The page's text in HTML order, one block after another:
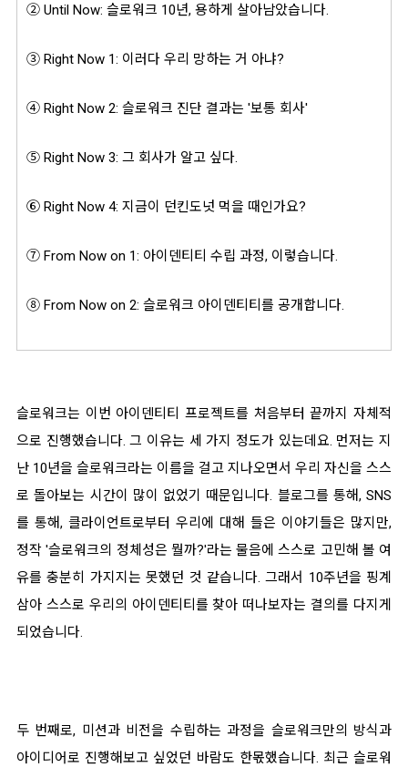
② Until Now: 슬로워크 10년, 용하게 살아남았습니다.
③ Right Now 1: 이러다 우리 망하는 거 아냐?
④ Right Now 2: 슬로워크 진단 결과는 '보통 회사'
⑤ Right Now 3: 그 회사가 알고 싶다.
⑥ Right Now 4: 지금이 던킨도넛 먹을 때인가요?
⑦ From Now on 1: 아이덴티티 수립 과정, 이렇습니다.
⑧ From Now on 2: 슬로워크 아이덴티티를 공개합니다.
슬로워크는 이번 아이덴티티 프로젝트를 처음부터 끝까지 자체적
으로 진행했습니다.그 이유는 세 가지 정도가 있는데요. 먼저는 지
난 10년을 슬로워크라는 이름을 걸고 지나오면서 우리 자신을 스스
로 돌아보는 시간이 많이 없었기 때문입니다. 블로그를 통해, SNS
를 통해, 클라이언트로부터 우리에 대해 들은 이야기들은 많지만,
정작 '슬로워크의 정체성은 뭘까?'라는 물음에 스스로 고민해 볼 여
유를 충분히 가지지는 못했던 것 같습니다. 그래서 10주년을 핑계
삼아 스스로 우리의 아이덴티티를 찾아 떠나보자는 결의를 다지게
되었습니다.
두 번째로, 미션과 비전을 수립하는 과정을 슬로워크만의 방식과
아이디어로 진행해보고 싶었던 바람도 한몫했습니다. 최근 슬로워